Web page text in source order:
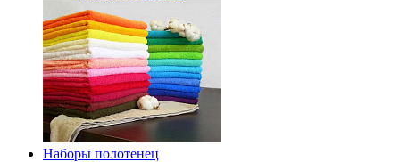
Наборы полотенец